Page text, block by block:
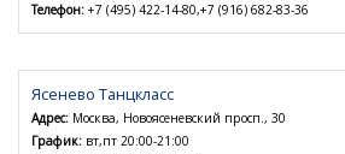
Телефон: +7 (495) 422-14-80,+7 (916) 682-83-36
Ясенево Танцкласс
Адрес: Москва, Новоясеневский просп., 30
График: вт,пт 20:00-21:00